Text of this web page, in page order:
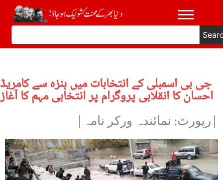
جی بی اسمبلی کے انتخابات میں ہنزہ سے کامریڈ
احسان کا انقلابی پروگرام پر انتخابی مہم کا آغاز
|رپورٹ: نمائندہ ورکر نامہ|